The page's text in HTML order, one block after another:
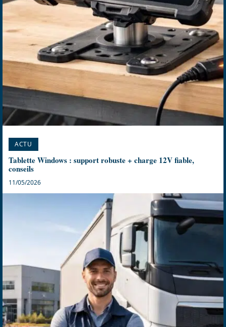
ACTU
Tablette Windows : support robuste + charge 12V fiable,
conseils
11/05/2026